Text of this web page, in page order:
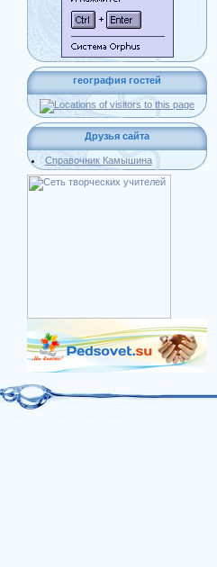
география гостей
Друзья сайта
Справочник Камышина